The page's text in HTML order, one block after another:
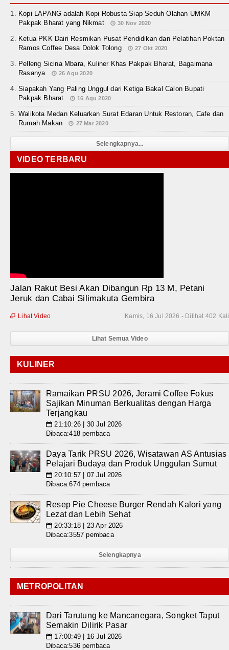
Kopi LAPANG adalah Kopi Robusta Siap Seduh Olahan UMKM
Pakpak Bharat yang Nikmat
30 Nov 2020
Ketua PKK Dairi Resmikan Pusat Pendidikan dan Pelatihan Poktan
Ramos Coffee Desa Dolok Tolong
27 Okt 2020
Pelleng Sicina Mbara, Kuliner Khas Pakpak Bharat, Bagaimana
Rasanya
26 Agu 2020
Siapakah Yang Paling Unggul dari Ketiga Bakal Calon Bupati
Pakpak Bharat
16 Agu 2020
Walikota Medan Keluarkan Surat Edaran Untuk Restoran, Cafe dan
Rumah Makan
27 Mar 2020
Selengkapnya...
VIDEO TERBARU
Jalan Rakut Besi Akan Dibangun Rp 13 M, Petani
Jeruk dan Cabai Silimakuta Gembira
Kamis, 16 Jul 2026 - Dilihat 402 Kali
 Lihat Video
Lihat Semua Video
KULINER
Ramaikan PRSU 2026, Jerami Coffee Fokus
Sajikan Minuman Berkualitas dengan Harga
Terjangkau
📅 21:10:26 | 30 Jul 2026
Dibaca:418 pembaca
Daya Tarik PRSU 2026, Wisatawan AS Antusias
Pelajari Budaya dan Produk Unggulan Sumut
📅 20:10:57 | 07 Jul 2026
Dibaca:674 pembaca
Resep Pie Cheese Burger Rendah Kalori yang
Lezat dan Lebih Sehat
📅 20:33:18 | 23 Apr 2026
Dibaca:3557 pembaca
Selengkapnya
METROPOLITAN
Dari Tarutung ke Mancanegara, Songket Taput
Semakin Dilirik Pasar
📅 17:00:49 | 16 Jul 2026
Dibaca:536 pembaca